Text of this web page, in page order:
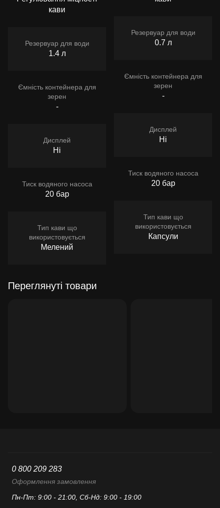
кави
Резервуар для води
1.4 л
Ємність контейнера для
зерен
-
Дисплей
Ні
Тиск водяного насоса
20 бар
Тип кави що
використовується
Мелений
Резервуар для води
0.7 л
Ємність контейнера для
зерен
-
Дисплей
Ні
Тиск водяного насоса
20 бар
Тип кави що
використовується
Капсули
Переглянуті товари
0 800 209 283
Оформлення замовлення
Пн-Пт: 9:00 - 21:00, Сб-Нд: 9:00 - 19:00